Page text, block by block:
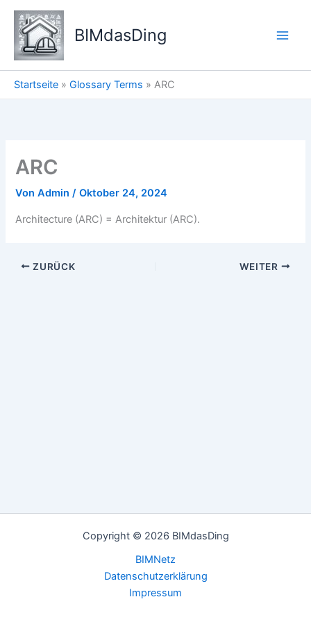
Zum
Inhalt
springen
BIMdasDing
Startseite » Glossary Terms » ARC
ARC
VonAdmin/Oktober 24, 2024
Architecture (ARC) = Architektur (ARC).
ZURÜCK WEITER
Copyright © 2026 BIMdasDing
BIMNetz
Datenschutzerklärung
Impressum